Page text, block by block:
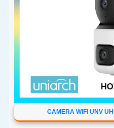
CAMERA WIFI UNV